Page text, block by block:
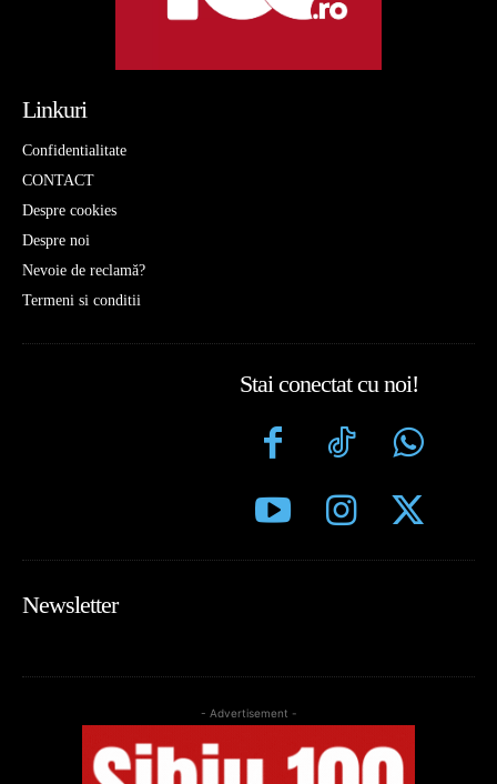
Linkuri
Confidentialitate
CONTACT
Despre cookies
Despre noi
Nevoie de reclamă?
Termeni si conditii
Stai conectat cu noi!
Newsletter
- Advertisement -